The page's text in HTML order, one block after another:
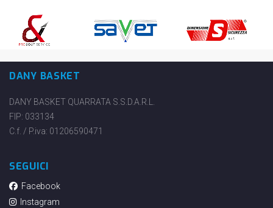
DANY BASKET
DANY BASKET QUARRATA S.S.D.A.R.L.
FIP: 033134
C.f. / P.iva: 01206590471
SEGUICI
Facebook
Instagram